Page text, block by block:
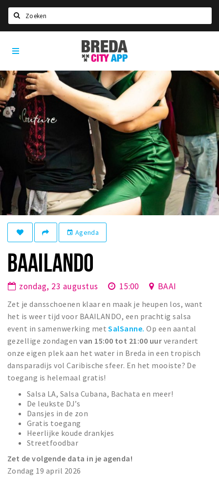
Home
Agenda
Deals
Party pics
Nieuws, interviews & blogs
Eten
Drinken
Slapen
Recreatief
Winkels
Winkelgebieden
Bezienswaardigheden
Musea, theaters & podia
Uitjes & activiteiten
Toeristische routes
Natuurgebieden
Baroniepoorten
Sport
Privacy
Inloggen
Breda
City
App
event Agenda
BAAILANDO
zondag, 23 augustus 15:00 BAAI
Zet je dansschoenen klaar en maak je heupen los, want
het is weer tijd voor BAAILANDO, een prachtig salsa
event in samenwerking met SalSanne. Op een aantal
gezellige zondagenvan 15:00 tot 21:00 uur verandert
onze eigen plek aan het water in Breda in een tropisch
dansparadijs vol Caribische sfeer. En het mooiste? De
toegang is helemaal gratis!
Salsa LA, Salsa Cubana, Bachata en meer!
De leukste DJ’s
Dansjes in de zon
Gratis toegang
Heerlijke koude drankjes
Streetfoodbar
Zet de volgende data in je agenda!
Zondag 19 april 2026